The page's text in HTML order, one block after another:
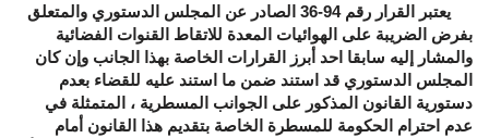
يعتبر القرار رقم 94-36 الصادر عن المجلس الدستوري والمتعلق
بفرض الضريبة على الهوائيات المعدة للاتقاط القنوات الفضائية
والمشار إليه سابقا احد أبرز القرارات الخاصة بهذا الجانب وإن كان
المجلس الدستوري قد استند ضمن ما استند عليه للقضاء بعدم
دستورية القانون المذكور على الجوانب المسطرية ، المتمثلة في
عدم احترام الحكومة للمسطرة الخاصة بتقديم هذا القانون أمام